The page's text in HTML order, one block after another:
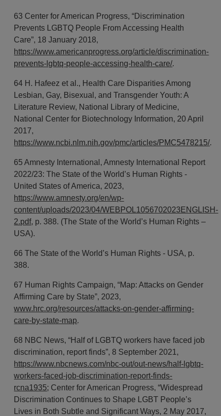
63 Center for American Progress, “Discrimination
Prevents LGBTQ People From Accessing Health
Care”, 18 January 2018,
https://www.americanprogress.org/article/discrimination-
prevents-lgbtq-people-accessing-health-care/.
64 H. Hafeez et al., Health Care Disparities Among
Lesbian, Gay, Bisexual, and Transgender Youth: A
Literature Review, National Library of Medicine,
National Center for Biotechnology Information, 20 April
2017,
https://www.ncbi.nlm.nih.gov/pmc/articles/PMC5478215/.
65 Amnesty International, Amnesty International Report
2022/23: The State of the World’s Human Rights -
United States of America, 2023,
https://www.amnesty.org/en/wp-
content/uploads/2023/04/WEBPOL1056702023ENGLISH-
2.pdf, p. 388. (The State of the World’s Human Rights –
USA).
66 The State of the World’s Human Rights - USA, p.
388.
67 Human Rights Campaign, “Map: Attacks on Gender
Affirming Care by State”, 2023,
www.hrc.org/resources/attacks-on-gender-affirming-
care-by-state-map.
68 NBC News, “Half of LGBTQ workers have faced job
discrimination, report finds”, 8 September 2021,
https://www.nbcnews.com/nbc-out/out-news/half-lgbtq-
workers-faced-job-discrimination-report-finds-
rcna1935; Center for American Progress, “Widespread
Discrimination Continues to Shape LGBT People’s
Lives in Both Subtle and Significant Ways, 2 May 2017,